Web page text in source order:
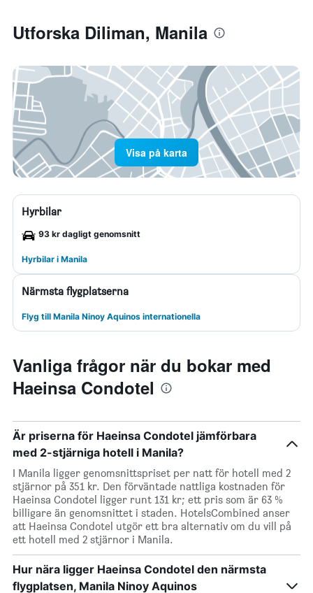
Utforska Diliman, Manila
Visa på karta
Hyrbilar
93 kr dagligt genomsnitt
Hyrbilar i Manila
Närmsta flygplatserna
Flyg till Manila Ninoy Aquinos internationella
Vanliga frågor när du bokar med
Haeinsa Condotel
Är priserna för Haeinsa Condotel jämförbara
med 2-stjärniga hotell i Manila?
I Manila ligger genomsnittspriset per natt för hotell med 2
stjärnor på 351 kr. Den förväntade nattliga kostnaden för
Haeinsa Condotel ligger runt 131 kr; ett pris som är 63 %
billigare än genomsnittet i staden. HotelsCombined anser
att Haeinsa Condotel utgör ett bra alternativ om du vill på
ett hotell med 2 stjärnor i Manila.
Hur nära ligger Haeinsa Condotel den närmsta
flygplatsen, Manila Ninoy Aquinos